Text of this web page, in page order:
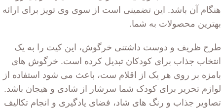
هنگام آن باشد. این تضمینی است از سوی وی تویز برای ارائه
بهترین محصولات به شما.
طرح ظریف و دوست داشتنی خرگوش، این کیت را به یک
انتخاب جذاب برای کودکان تبدیل کرده است. خرگوش های
بامزه بر روی هر یک از اقلام ست، باعث می شود استفاده از
لوازم تحریر برای کودک شما سرشار از شادی و هیجان باشد.
تصاویر جذاب و رنگ های شاد، فضای یادگیری و انجام تکالیف